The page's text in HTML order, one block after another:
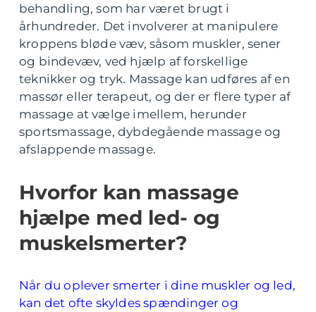
behandling, som har været brugt i
århundreder. Det involverer at manipulere
kroppens bløde væv, såsom muskler, sener
og bindevæv, ved hjælp af forskellige
teknikker og tryk. Massage kan udføres af en
massør eller terapeut, og der er flere typer af
massage at vælge imellem, herunder
sportsmassage, dybdegående massage og
afslappende massage.
Hvorfor kan massage
hjælpe med led- og
muskelsmerter?
Når du oplever smerter i dine muskler og led,
kan det ofte skyldes spændinger og